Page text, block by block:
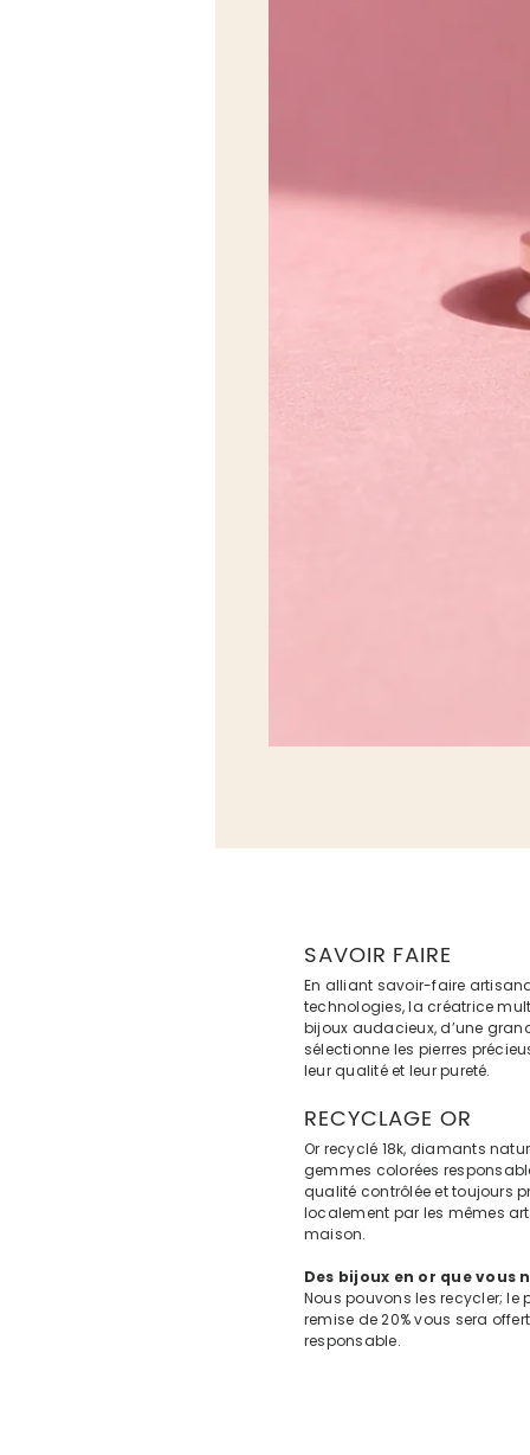
SAVOIR FAIRE
En alliant savoir-faire
technologies, la créatrice
bijoux audacieux, d’une
sélectionne les pierres
leur qualité et leur pureté.
RECYCLAGE OR
Or recyclé 18k, diamants
gemmes colorées
qualité contrôlée et toujours
localement par les mêmes
maison.
Des bijoux en or que vous
Nous pouvons les recycler;
remise de 20% vous sera
responsable.